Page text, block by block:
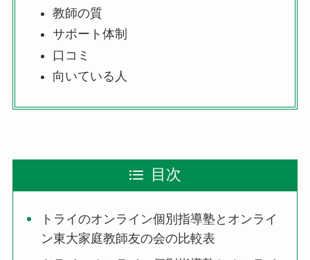
教師の質
サポート体制
口コミ
向いている人
目次
トライのオンライン個別指導塾とオンライ
ン東大家庭教師友の会の比較表